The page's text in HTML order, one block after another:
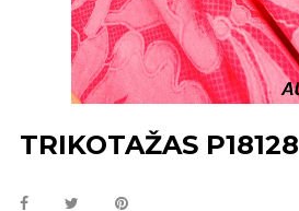
TRIKOTAŽAS P18128